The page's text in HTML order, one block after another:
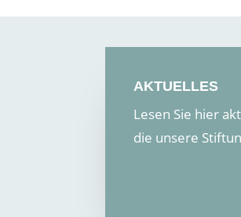
AKTUELLES
Lesen Sie hier
die unsere